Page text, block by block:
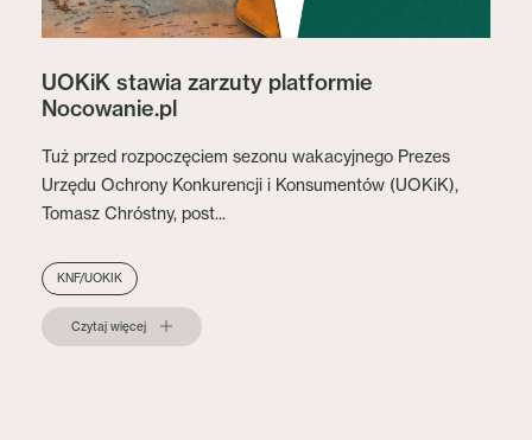
UOKiK stawia zarzuty platformie
Nocowanie.pl
Tuż przed rozpoczęciem sezonu wakacyjnego Prezes
Urzędu Ochrony Konkurencji i Konsumentów (UOKiK),
Tomasz Chróstny, post...
KNF/UOKIK
Czytaj więcej